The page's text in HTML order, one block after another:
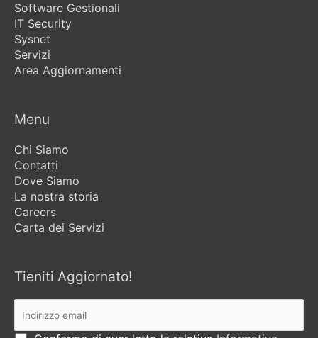
Software Gestionali
IT Security
Sysnet
Servizi
Area Aggiornamenti
Menu
Chi Siamo
Contatti
Dove Siamo
La nostra storia
Careers
Carta dei Servizi
Tieniti Aggiornato!